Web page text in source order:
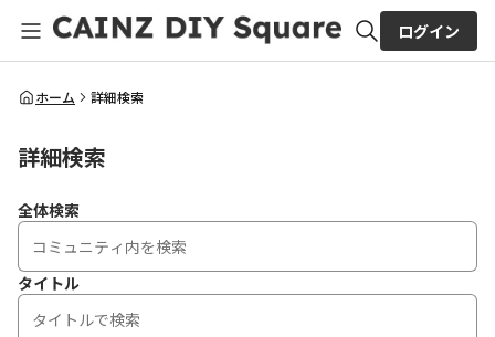
全体検索
ログイン
ホーム 詳細検索
詳細検索
全体検索
タイトル